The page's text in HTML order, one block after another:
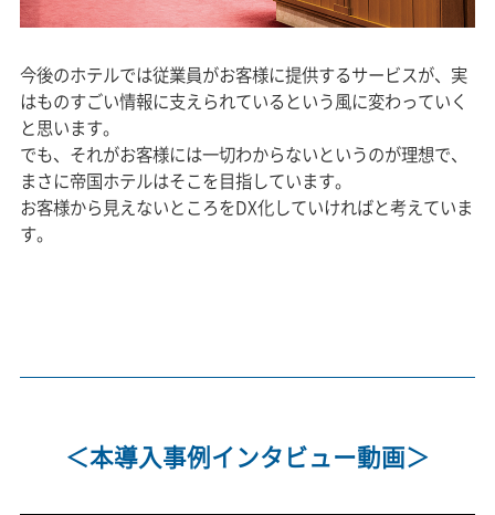
今後のホテルでは従業員がお客様に提供するサービスが、実
はものすごい情報に支えられているという風に変わっていく
と思います。
でも、それがお客様には一切わからないというのが理想で、
まさに帝国ホテルはそこを目指しています。
お客様から見えないところをDX化していければと考えていま
す。
＜本導入事例インタビュー動画＞